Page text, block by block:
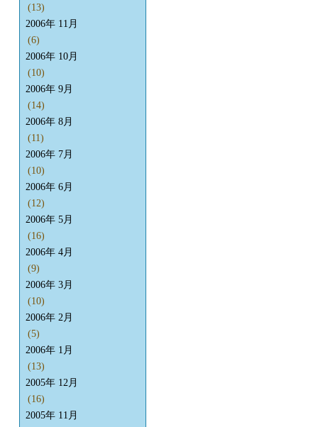
(13)
2006年 11月
(6)
2006年 10月
(10)
2006年 9月
(14)
2006年 8月
(11)
2006年 7月
(10)
2006年 6月
(12)
2006年 5月
(16)
2006年 4月
(9)
2006年 3月
(10)
2006年 2月
(5)
2006年 1月
(13)
2005年 12月
(16)
2005年 11月